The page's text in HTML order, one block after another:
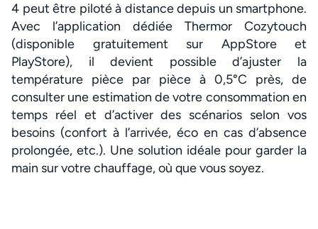
4 peut être piloté à distance depuis un smartphone.
Avec l’application dédiée Thermor Cozytouch
(disponible gratuitement sur AppStore et
PlayStore), il devient possible d’ajuster la
température pièce par pièce à 0,5°C près, de
consulter une estimation de votre consommation en
temps réel et d’activer des scénarios selon vos
besoins (confort à l’arrivée, éco en cas d’absence
prolongée, etc.). Une solution idéale pour garder la
main sur votre chauffage, où que vous soyez.